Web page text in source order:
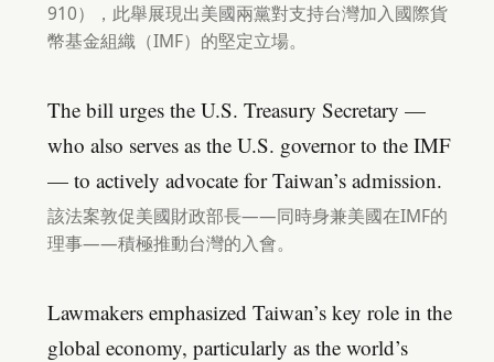
910），此舉展現出美國兩黨對支持台灣加入國際貨
幣基金組織（IMF）的堅定立場。
The bill urges the U.S. Treasury Secretary —
who also serves as the U.S. governor to the IMF
— to actively advocate for Taiwan’s admission.
該法案敦促美國財政部長——同時身兼美國在IMF的
理事——積極推動台灣的入會。
Lawmakers emphasized Taiwan’s key role in the
global economy, particularly as the world’s